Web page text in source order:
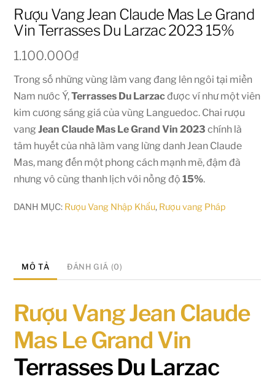
Rượu Vang Jean Claude Mas Le Grand
Vin Terrasses Du Larzac 2023 15%
1.100.000₫
Trong số những vùng làm vang đang lên ngôi tại miền
Nam nước Ý,Terrasses Du Larzacđược ví như một viên
kim cương sáng giá của vùng Languedoc. Chai rượu
vangJean Claude Mas Le Grand Vin 2023 chính là
tâm huyết của nhà làm vang lừng danh Jean Claude
Mas, mang đến một phong cách mạnh mẽ, đậm đà
nhưng vô cùng thanh lịch với nồng độ15%.
DANH MỤC: Rượu Vang Nhập Khẩu, Rượu vang Pháp
MÔ TẢ ĐÁNH GIÁ (0)
Rượu Vang Jean Claude
Mas Le Grand Vin
Terrasses Du Larzac